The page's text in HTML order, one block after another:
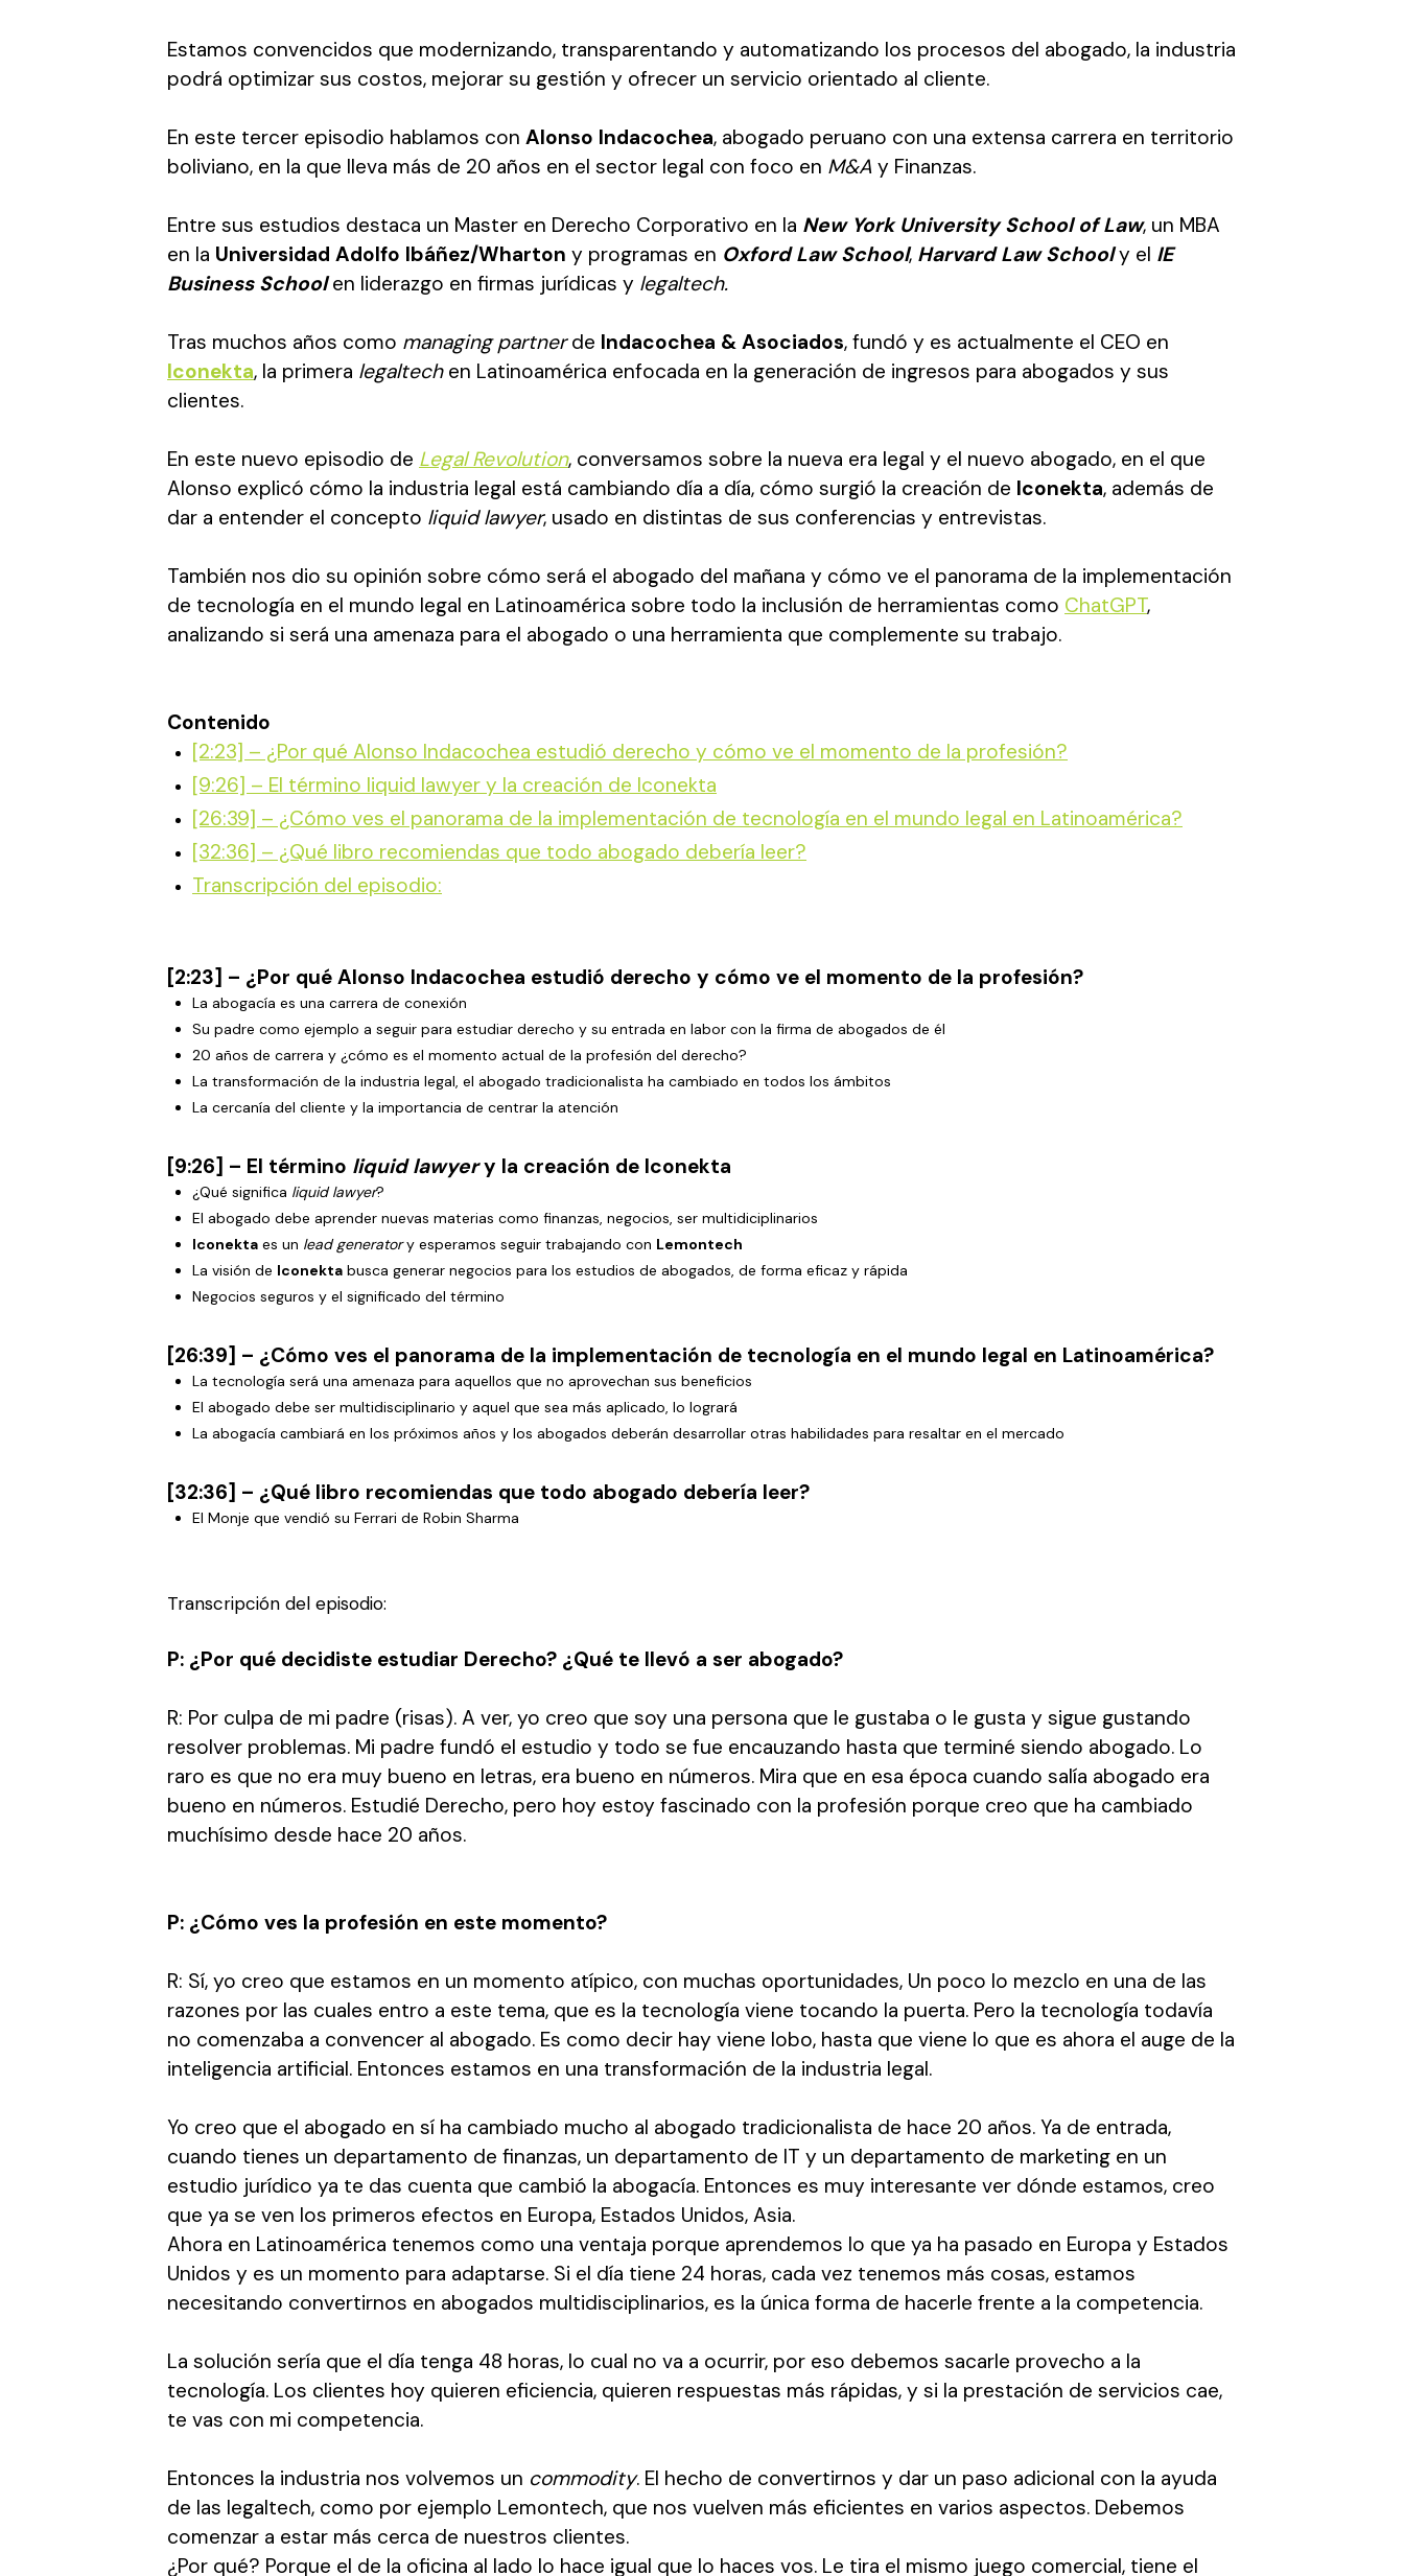
Estamos convencidos que modernizando, transparentando y automatizando los procesos del abogado, la industria
podrá optimizar sus costos, mejorar su gestión y ofrecer un servicio orientado al cliente.
En este tercer episodio hablamos con Alonso Indacochea, abogado peruano con una extensa carrera en territorio
boliviano, en la que lleva más de 20 años en el sector legal con foco en M&A y Finanzas.
Entre sus estudios destaca un Master en Derecho Corporativo en la New York University School of Law, un MBA
en la Universidad Adolfo Ibáñez/Wharton y programas en Oxford Law School, Harvard Law Schooly el IE
Business Schoolen liderazgo en firmas jurídicas y legaltech.
Tras muchos años como managing partnerde Indacochea & Asociados, fundó y es actualmente el CEO en
Iconekta, la primera legaltechen Latinoamérica enfocada en la generación de ingresos para abogados y sus
clientes.
En este nuevo episodio de Legal Revolution, conversamos sobre la nueva era legal y el nuevo abogado, en el que
Alonso explicó cómo la industria legal está cambiando día a día, cómo surgió la creación de Iconekta, además de
dar a entender el concepto liquid lawyer, usado en distintas de sus conferencias y entrevistas.
También nos dio su opinión sobre cómo será el abogado del mañana y cómo ve el panorama de la implementación
de tecnología en el mundo legal en Latinoamérica sobre todo la inclusión de herramientas como ChatGPT,
analizando si será una amenaza para el abogado o una herramienta que complemente su trabajo.
Contenido
[2:23] – ¿Por qué Alonso Indacochea estudió derecho y cómo ve el momento de la profesión?
[9:26] – El término liquid lawyer y la creación de Iconekta
[26:39] – ¿Cómo ves el panorama de la implementación de tecnología en el mundo legal en Latinoamérica?
[32:36] – ¿Qué libro recomiendas que todo abogado debería leer?
Transcripción del episodio:
[2:23] – ¿Por qué Alonso Indacochea estudió derecho y cómo ve el momento de la profesión?
La abogacía es una carrera de conexión
Su padre como ejemplo a seguir para estudiar derecho y su entrada en labor con la firma de abogados de él
20 años de carrera y ¿cómo es el momento actual de la profesión del derecho?
La transformación de la industria legal, el abogado tradicionalista ha cambiado en todos los ámbitos
La cercanía del cliente y la importancia de centrar la atención
[9:26] – El término liquid lawyery la creación de Iconekta
¿Qué significa liquid lawyer?
El abogado debe aprender nuevas materias como finanzas, negocios, ser multidiciplinarios
Iconekta es un lead generatory esperamos seguir trabajando con Lemontech
La visión de Iconekta busca generar negocios para los estudios de abogados, de forma eficaz y rápida
Negocios seguros y el significado del término
[26:39] – ¿Cómo ves el panorama de la implementación de tecnología en el mundo legal en Latinoamérica?
La tecnología será una amenaza para aquellos que no aprovechan sus beneficios
El abogado debe ser multidisciplinario y aquel que sea más aplicado, lo logrará
La abogacía cambiará en los próximos años y los abogados deberán desarrollar otras habilidades para resaltar en el mercado
[32:36] – ¿Qué libro recomiendas que todo abogado debería leer?
El Monje que vendió su Ferrari de Robin Sharma
Transcripción del episodio:
P: ¿Por qué decidiste estudiar Derecho? ¿Qué te llevó a ser abogado?
R: Por culpa de mi padre (risas). A ver, yo creo que soy una persona que le gustaba o le gusta y sigue gustando
resolver problemas. Mi padre fundó el estudio y todo se fue encauzando hasta que terminé siendo abogado. Lo
raro es que no era muy bueno en letras, era bueno en números. Mira que en esa época cuando salía abogado era
bueno en números. Estudié Derecho, pero hoy estoy fascinado con la profesión porque creo que ha cambiado
muchísimo desde hace 20 años.
P: ¿Cómo ves la profesión en este momento?
R: Sí, yo creo que estamos en un momento atípico, con muchas oportunidades, Un poco lo mezclo en una de las
razones por las cuales entro a este tema, que es la tecnología viene tocando la puerta. Pero la tecnología todavía
no comenzaba a convencer al abogado. Es como decir hay viene lobo, hasta que viene lo que es ahora el auge de la
inteligencia artificial. Entonces estamos en una transformación de la industria legal.
Yo creo que el abogado en sí ha cambiado mucho al abogado tradicionalista de hace 20 años. Ya de entrada,
cuando tienes un departamento de finanzas, un departamento de IT y un departamento de marketing en un
estudio jurídico ya te das cuenta que cambió la abogacía. Entonces es muy interesante ver dónde estamos, creo
que ya se ven los primeros efectos en Europa, Estados Unidos, Asia.
Ahora en Latinoamérica tenemos como una ventaja porque aprendemos lo que ya ha pasado en Europa y Estados
Unidos y es un momento para adaptarse. Si el día tiene 24 horas, cada vez tenemos más cosas, estamos
necesitando convertirnos en abogados multidisciplinarios, es la única forma de hacerle frente a la competencia.
La solución sería que el día tenga 48 horas, lo cual no va a ocurrir, por eso debemos sacarle provecho a la
tecnología. Los clientes hoy quieren eficiencia, quieren respuestas más rápidas, y si la prestación de servicios cae,
te vas con mi competencia.
Entonces la industria nos volvemos un commodity. El hecho de convertirnos y dar un paso adicional con la ayuda
de las legaltech, como por ejemplo Lemontech, que nos vuelven más eficientes en varios aspectos. Debemos
comenzar a estar más cerca de nuestros clientes.
¿Por qué? Porque el de la oficina al lado lo hace igual que lo haces vos. Le tira el mismo juego comercial, tiene el